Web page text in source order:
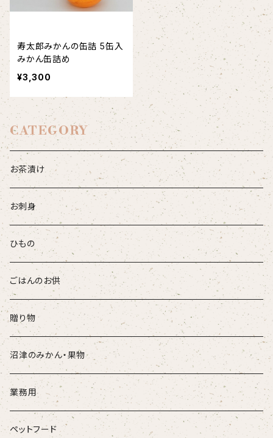
寿太郎みかんの缶詰 5缶入
みかん缶詰め
¥3,300
CATEGORY
お茶漬け
お刺身
ひもの
ごはんのお供
贈り物
沼津のみかん・果物
業務用
ペットフード